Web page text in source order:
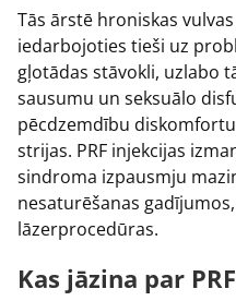
Tās ārstē hroniskas
iedarbojoties tieši uz
gļotādas stāvokli, uzlabo
sausumu un seksuālo
pēcdzemdību
strijas. PRF injekcijas
sindroma izpausmju
nesaturēšanas
lāzerprocedūras.
Kas jāzina par